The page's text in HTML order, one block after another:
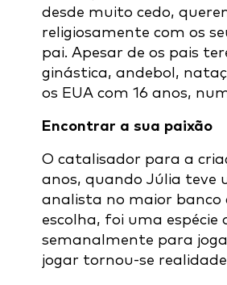
desde muito cedo,
religiosamente com os
pai. Apesar de os pais
ginástica, andebol,
os EUA com 16 anos,
Encontrar a sua paixão
O catalisador para a
anos, quando Júlia teve
analista no maior banco
escolha, foi uma espécie
semanalmente para
jogar tornou-se